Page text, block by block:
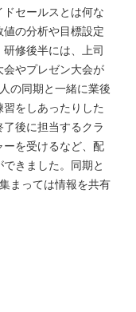
セールスとは何な
の分析や目標設定
修後半には、上司
やプレゼン大会が
の同期と一緒に業後
をしあったりした
後に担当するクラ
を受けるなど、配
きました。同期と
まっては情報を共有